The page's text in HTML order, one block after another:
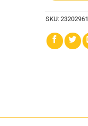
SKU: 23202961